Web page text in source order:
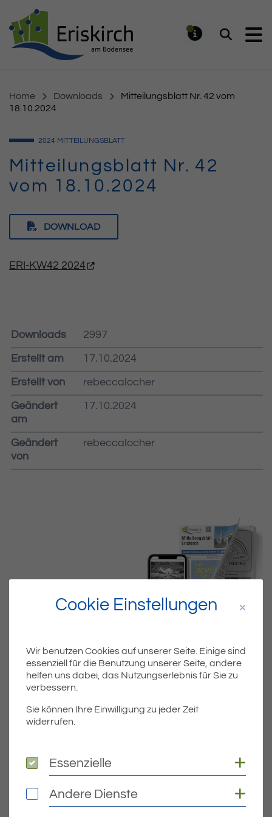
Suchen
Home Downloads
Mitteilungsblatt Nr. 42 vom
18.10.2024
2024 MITTEILUNGSBLATT
Mitteilungsblatt Nr. 42
vom 18.10.2024
DOWNLOAD
ERI-KW42 2024
Downloads 2997
Erstellt am 17.10.2024
Erstellt von rebeccalocher
Geändert
am
17.10.2024
Geändert
von
rebeccalocher
Dateiname
Dateityp PDF
DOWNLOAD
Cookie Einstellungen
Wir benutzen Cookies auf unserer Seite. Einige sind
essenziell für die Benutzung unserer Seite, andere
helfen uns dabei, das Nutzungserlebnis für Sie zu
verbessern.
Sie können Ihre Einwilligung zu jeder Zeit
widerrufen.
Essenzielle
Essenzielle
Andere Dienste
Andere Dienste